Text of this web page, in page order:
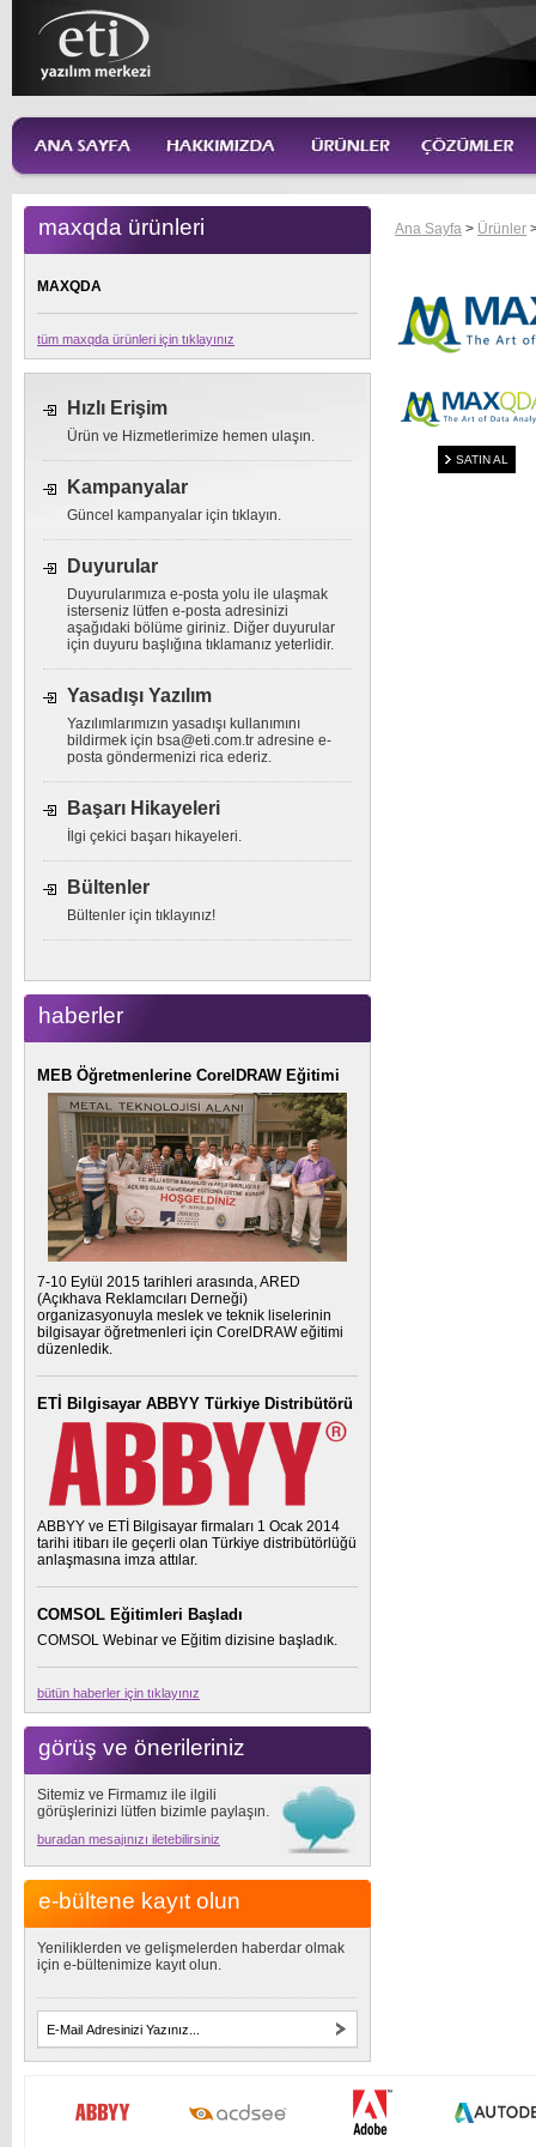
Ana Sayfa > Ürünler
SATIN AL
maxqda ürünleri
MAXQDA
tüm maxqda ürünleri için tıklayınız
Hızlı Erişim
Ürün ve Hizmetlerimize hemen ulaşın.
Kampanyalar
Güncel kampanyalar için tıklayın.
Duyurular
Duyurularımıza e-posta yolu ile ulaşmak
isterseniz lütfen e-posta adresinizi
aşağıdaki bölüme giriniz. Diğer duyurular
için duyuru başlığına tıklamanız yeterlidir.
Yasadışı Yazılım
Yazılımlarımızın yasadışı kullanımını
bildirmek için bsa@eti.com.tr adresine e-
posta göndermenizi rica ederiz.
Başarı Hikayeleri
İlgi çekici başarı hikayeleri.
Bültenler
Bültenler için tıklayınız!
haberler
MEB Öğretmenlerine CorelDRAW Eğitimi
7-10 Eylül 2015 tarihleri arasında, ARED
(Açıkhava Reklamcıları Derneği)
organizasyonuyla meslek ve teknik liselerinin
bilgisayar öğretmenleri için CorelDRAW eğitimi
düzenledik.
ETİ Bilgisayar ABBYY Türkiye Distribütörü
ABBYY ve ETİ Bilgisayar firmaları 1 Ocak 2014
tarihi itibarı ile geçerli olan Türkiye distribütörlüğü
anlaşmasına imza attılar.
COMSOL Eğitimleri Başladı
COMSOL Webinar ve Eğitim dizisine başladık.
bütün haberler için tıklayınız
görüş ve önerileriniz
Sitemiz ve Firmamız ile ilgili
görüşlerinizi lütfen bizimle paylaşın.
buradan mesajınızı iletebilirsiniz
e-bültene kayıt olun
Yeniliklerden ve gelişmelerden haberdar olmak
için e-bültenimize kayıt olun.